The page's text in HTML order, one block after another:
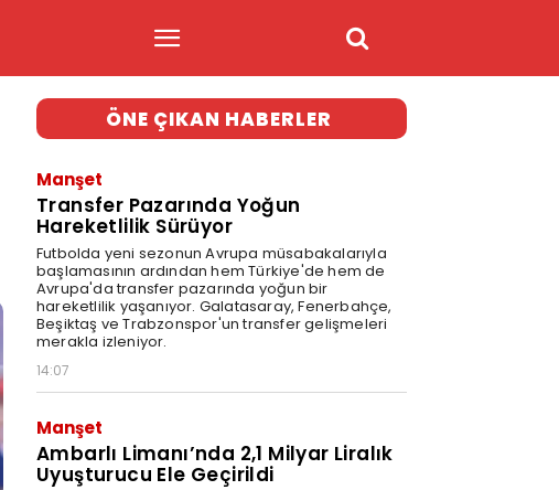
ÖNE ÇIKAN HABERLER
Manşet
Transfer Pazarında Yoğun
Hareketlilik Sürüyor
Futbolda yeni sezonun Avrupa müsabakalarıyla
başlamasının ardından hem Türkiye'de hem de
Avrupa'da transfer pazarında yoğun bir
hareketlilik yaşanıyor. Galatasaray, Fenerbahçe,
Beşiktaş ve Trabzonspor'un transfer gelişmeleri
merakla izleniyor.
14:07
Manşet
Ambarlı Limanı’nda 2,1 Milyar Liralık
Uyuşturucu Ele Geçirildi